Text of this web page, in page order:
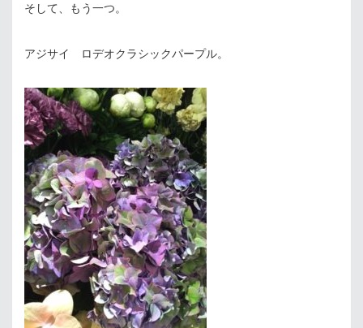
そして、もう一つ。
アジサイ ロデオクラシックパープル。